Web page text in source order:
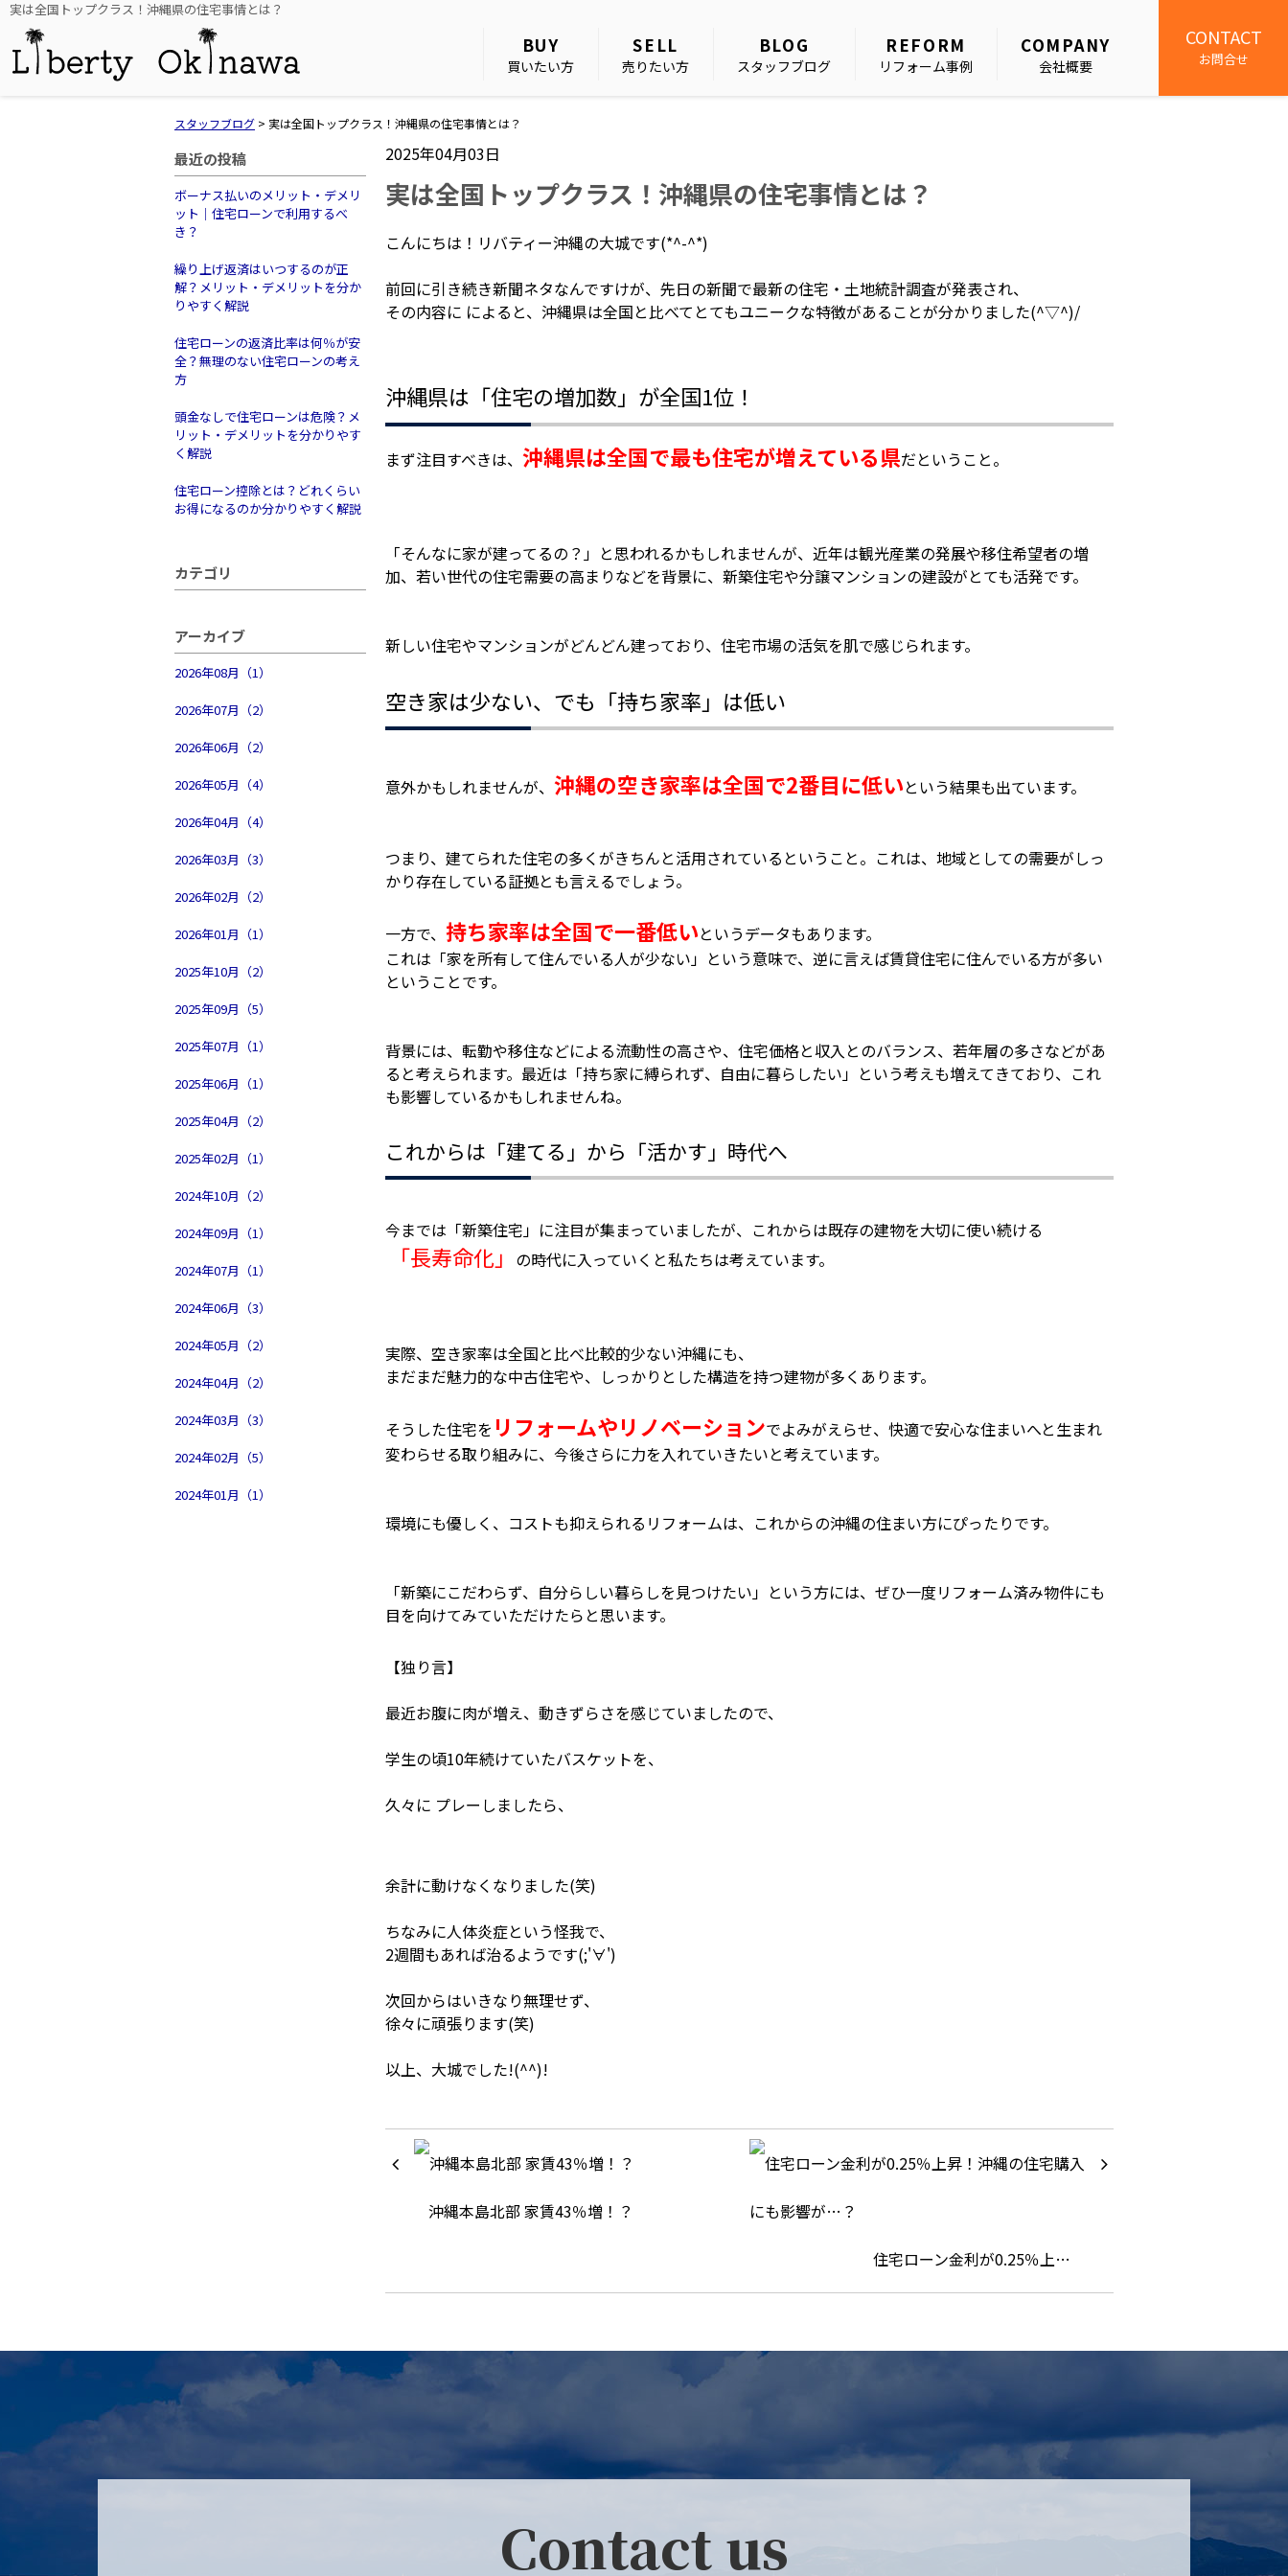
実は全国トップクラス！沖縄県の住宅事情とは？
BUY
買いたい方
SELL
売りたい方
BLOG
スタッフブログ
REFORM
リフォーム事例
COMPANY
会社概要
CONTACT
お問合せ
スタッフブログ > 実は全国トップクラス！沖縄県の住宅事情とは？
最近の投稿
ボーナス払いのメリット・デメリ
ット｜住宅ローンで利用するべ
き？
繰り上げ返済はいつするのが正
解？メリット・デメリットを分か
りやすく解説
住宅ローンの返済比率は何％が安
全？無理のない住宅ローンの考え
方
頭金なしで住宅ローンは危険？メ
リット・デメリットを分かりやす
く解説
住宅ローン控除とは？どれくらい
お得になるのか分かりやすく解説
カテゴリ
アーカイブ
2026年08月（1）
2026年07月（2）
2026年06月（2）
2026年05月（4）
2026年04月（4）
2026年03月（3）
2026年02月（2）
2026年01月（1）
2025年10月（2）
2025年09月（5）
2025年07月（1）
2025年06月（1）
2025年04月（2）
2025年02月（1）
2024年10月（2）
2024年09月（1）
2024年07月（1）
2024年06月（3）
2024年05月（2）
2024年04月（2）
2024年03月（3）
2024年02月（5）
2024年01月（1）
2025年04月03日
実は全国トップクラス！沖縄県の住宅事情とは？
こんにちは！リバティー沖縄の大城です(*^-^*)
前回に引き続き新聞ネタなんですけが、先日の新聞で最新の住宅・土地統計調査が発表され、
その内容に によると、沖縄県は全国と比べてとてもユニークな特徴があることが分かりました(^▽^)/
沖縄県は「住宅の増加数」が全国1位！
まず注目すべきは、 沖縄県は全国で最も住宅が増えている県だということ。
「そんなに家が建ってるの？」と思われるかもしれませんが、近年は観光産業の発展や移住希望者の増
加、若い世代の住宅需要の高まりなどを背景に、新築住宅や分譲マンションの建設がとても活発です。
新しい住宅やマンションがどんどん建っており、住宅市場の活気を肌で感じられます。
空き家は少ない、でも「持ち家率」は低い
意外かもしれませんが、 沖縄の空き家率は全国で2番目に低いという結果も出ています。
つまり、建てられた住宅の多くがきちんと活用されているということ。これは、地域としての需要がしっ
かり存在している証拠とも言えるでしょう。
一方で、 持ち家率は全国で一番低いというデータもあります。
これは「家を所有して住んでいる人が少ない」という意味で、逆に言えば賃貸住宅に住んでいる方が多い
ということです。
背景には、転勤や移住などによる流動性の高さや、住宅価格と収入とのバランス、若年層の多さなどがあ
ると考えられます。最近は「持ち家に縛られず、自由に暮らしたい」という考えも増えてきており、これ
も影響しているかもしれませんね。
これからは「建てる」から「活かす」時代へ
今までは「新築住宅」に注目が集まっていましたが、これからは既存の建物を大切に使い続ける
「長寿命化」 の時代に入っていくと私たちは考えています。
実際、空き家率は全国と比べ比較的少ない沖縄にも、
まだまだ魅力的な中古住宅や、しっかりとした構造を持つ建物が多くあります。
そうした住宅を リフォームやリノベーションでよみがえらせ、快適で安心な住まいへと生まれ
変わらせる取り組みに、今後さらに力を入れていきたいと考えています。
環境にも優しく、コストも抑えられるリフォームは、これからの沖縄の住まい方にぴったりです。
「新築にこだわらず、自分らしい暮らしを見つけたい」という方には、ぜひ一度リフォーム済み物件にも
目を向けてみていただけたらと思います。
【独り言】
最近お腹に肉が増え、動きずらさを感じていましたので、
学生の頃10年続けていたバスケットを、
久々に プレーしましたら、
余計に動けなくなりました(笑)
ちなみに人体炎症という怪我で、
2週間もあれば治るようです(;'∀')
次回からはいきなり無理せず、
徐々に頑張ります(笑)
以上、大城でした!(^^)!
沖縄本島北部 家賃43％増！？
住宅ローン金利が0.25％上…
Contact us